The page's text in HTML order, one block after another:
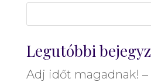
Legutóbbi
Adj időt magadnak!